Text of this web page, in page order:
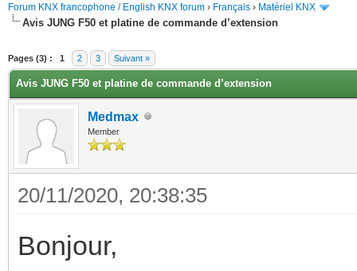
Forum KNX francophone / English KNX forum › Français › Matériel KNX
Avis JUNG F50 et platine de commande d’extension
Pages (3) : 1 2 3 Suivant »
Avis JUNG F50 et platine de commande d’extension
Medmax
Member
20/11/2020, 20:38:35
Bonjour,